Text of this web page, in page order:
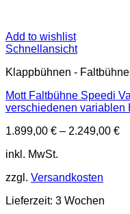
Add to wishlist
Schnellansicht
Klappbühnen -
Mott Faltbühne Speedi
verschiedenen variablen
1.899,00 € – 2.249,00 €
inkl. MwSt.
zzgl. Versandkosten
Lieferzeit: 3 Wochen